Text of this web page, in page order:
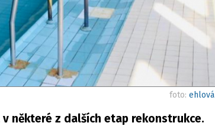
foto: ehlová
některé z dalších etap rekonstrukce.